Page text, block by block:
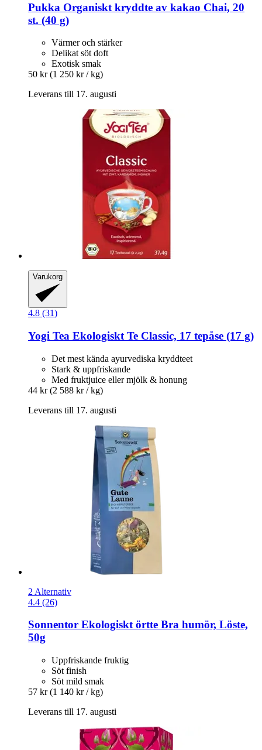
Pukka Organiskt kryddte av kakao Chai, 20
st. (40 g)
Värmer och stärker
Delikat söt doft
Exotisk smak
50 kr (1 250 kr / kg)
Leverans till 17. augusti
Varukorg
4.8 (31)
Yogi Tea Ekologiskt Te Classic, 17 tepåse (17 g)
Det mest kända ayurvediska kryddteet
Stark & uppfriskande
Med fruktjuice eller mjölk & honung
44 kr (2 588 kr / kg)
Leverans till 17. augusti
2 Alternativ
4.4 (26)
Sonnentor Ekologiskt örtte Bra humör, Löste,
50g
Uppfriskande fruktig
Söt finish
Söt mild smak
57 kr (1 140 kr / kg)
Leverans till 17. augusti